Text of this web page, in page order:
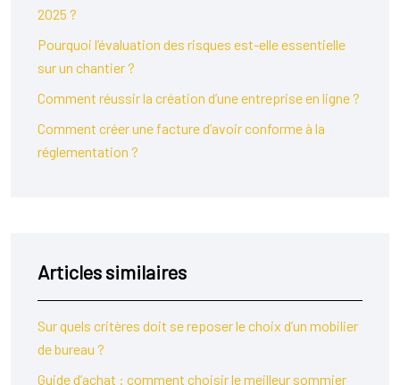
2025 ?
Pourquoi l’évaluation des risques est-elle essentielle
sur un chantier ?
Comment réussir la création d’une entreprise en ligne ?
Comment créer une facture d’avoir conforme à la
réglementation ?
Articles similaires
Sur quels critères doit se reposer le choix d’un mobilier
de bureau ?
Guide d’achat : comment choisir le meilleur sommier